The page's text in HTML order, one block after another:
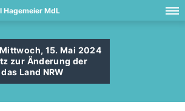
Hagemeier MdL
15. Mai 2024
zur Änderung der
Land NRW